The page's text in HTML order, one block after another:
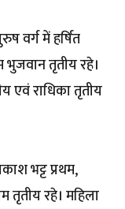
वर्ग में हर्षित
भुजवान तृतीय रहे।
एवं राधिका तृतीय
भट्ट प्रथम,
तृतीय रहे। महिला